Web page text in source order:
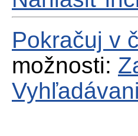
Pokračuj v
možnosti: